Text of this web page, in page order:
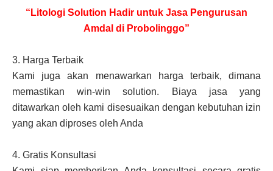
“Litologi Solution Hadir untuk Jasa Pengurusan
Amdal di Probolinggo”
3. Harga Terbaik
Kami juga akan menawarkan harga terbaik, dimana
memastikan win-win solution. Biaya jasa yang
ditawarkan oleh kami disesuaikan dengan kebutuhan izin
yang akan diproses oleh Anda
4. Gratis Konsultasi